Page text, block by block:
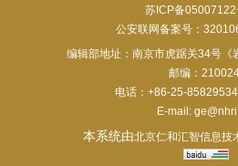
苏ICP备05007122
公安联网备案号：
编辑部地址：南京市虎踞关34号《
邮编：
电话：+86-25-
E-mail:
本系统由北京仁和汇智信息技